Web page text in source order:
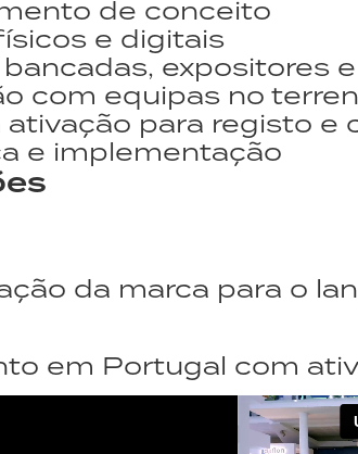
de conceito
e digitais
expositores
com equipas no
para registo e
e implementação
da marca para o
em Portugal com